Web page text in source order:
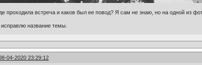
проходила встреча и каков был ее повод? Я сам не знаю, но на одной из
исправлю название темы.
04-2020 23:29:12